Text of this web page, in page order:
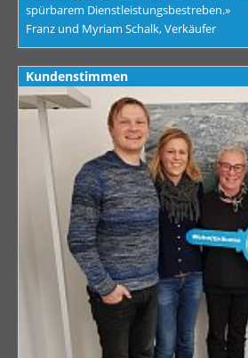
spürbarem Dienstleistungsbestreben.»
Franz und Myriam Schalk, Verkäufer
Kundenstimmen